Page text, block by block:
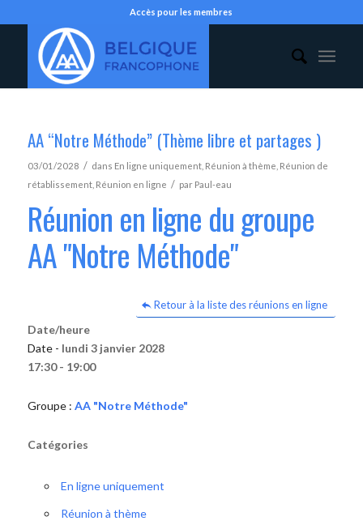
Accès pour les membres
AA “Notre Méthode” (Thème libre et partages )
03/01/2028 / dans En ligne uniquement, Réunion à thème Réunion de
rétablissement, Réunion en ligne / par Paul-eau
Réunion en ligne du groupe
AA "Notre Méthode"
Retour à la liste des réunions en ligne
Date/heure
Date - lundi 3 janvier 2028
17:30 - 19:00
Groupe : AA "Notre Méthode"
Catégories
En ligne uniquement
Réunion à thème